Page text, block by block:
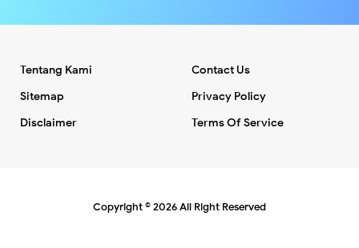
Tentang Kami
Contact Us
Sitemap
Privacy Policy
Disclaimer
Terms Of Service
Copyright ©2026All Right Reserved